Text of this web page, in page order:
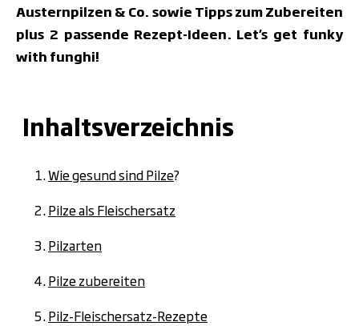
Austernpilzen & Co. sowie Tipps zum Zubereiten
plus 2 passende Rezept-Ideen. Let’s get funky
with funghi!
Inhaltsverzeichnis
Wie gesund sind Pilze?
Pilze als Fleischersatz
Pilzarten
Pilze zubereiten
Pilz-Fleischersatz-Rezepte